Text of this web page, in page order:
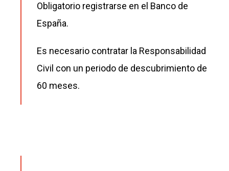
Obligatorio registrarse en el Banco de
España.
Es necesario contratar la Responsabilidad
Civil con un periodo de descubrimiento de
60 meses.